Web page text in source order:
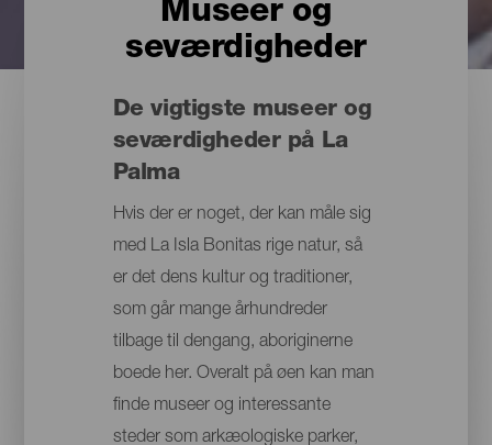
Museer og
seværdigheder
De vigtigste museer og
seværdigheder på La
Palma
Hvis der er noget, der kan måle sig
med La Isla Bonitas rige natur, så
er det dens kultur og traditioner,
som går mange århundreder
tilbage til dengang, aboriginerne
boede her. Overalt på øen kan man
finde museer og interessante
steder som arkæologiske parker,